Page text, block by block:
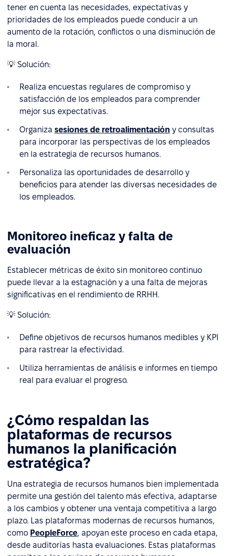
tener en cuenta las necesidades, expectativas y
prioridades de los empleados puede conducir a un
aumento de la rotación, conflictos o una disminución de
la moral.
💡 Solución:
Realiza encuestas regulares de compromiso y
satisfacción de los empleados para comprender
mejor sus expectativas.
Organiza sesiones de retroalimentación y consultas
para incorporar las perspectivas de los empleados
en la estrategia de recursos humanos.
Personaliza las oportunidades de desarrollo y
beneficios para atender las diversas necesidades de
los empleados.
Monitoreo ineficaz y falta de
evaluación
Establecer métricas de éxito sin monitoreo continuo
puede llevar a la estagnación y a una falta de mejoras
significativas en el rendimiento de RRHH.
💡 Solución:
Define objetivos de recursos humanos medibles y KPI
para rastrear la efectividad.
Utiliza herramientas de análisis e informes en tiempo
real para evaluar el progreso.
¿Cómo respaldan las
plataformas de recursos
humanos la planificación
estratégica?
Una estrategia de recursos humanos bien implementada
permite una gestión del talento más efectiva, adaptarse
a los cambios y obtener una ventaja competitiva a largo
plazo. Las plataformas modernas de recursos humanos,
como PeopleForce, apoyan este proceso en cada etapa,
desde auditorías hasta evaluaciones. Estas plataformas